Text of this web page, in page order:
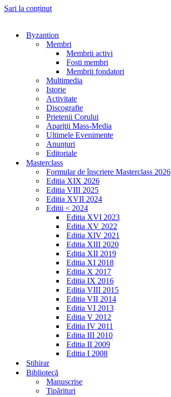
Sari la conținut
Byzantion
Membri
Membrii activi
Fosti membri
Membrii fondatori
Multimedia
Istorie
Activitate
Discografie
Prietenii Corului
Apariţii Mass-Media
Ultimele Evenimente
Anunţuri
Editoriale
Masterclass
Formular de înscriere Masterclass 2026
Editia XIX 2026
Editia VIII 2025
Editia XVII 2024
Editii < 2024
Editia XVI 2023
Editia XV 2022
Editia XIV 2021
Editia XIII 2020
Editia XII 2019
Editia XI 2018
Editia X 2017
Editia IX 2016
Editia VIII 2015
Editia VII 2014
Editia VI 2013
Editia V 2012
Editia IV 2011
Editia III 2010
Editia II 2009
Editia I 2008
Stihirar
Bibliotecă
Manuscrise
Tipărituri